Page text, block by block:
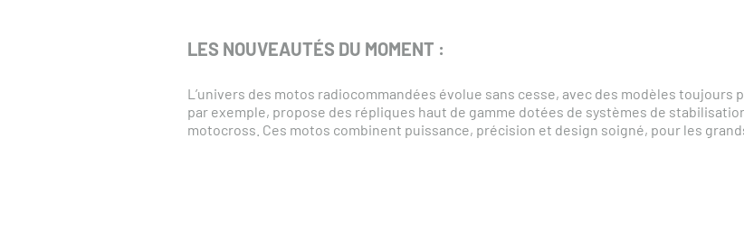
LES NOUVEAUTÉS DU MOMENT :
L’univers des motos radiocommandées évolue sans cesse, avec des modèles
par exemple, propose des répliques haut de gamme dotées de systèmes de
motocross. Ces motos combinent puissance, précision et design soigné, pour les